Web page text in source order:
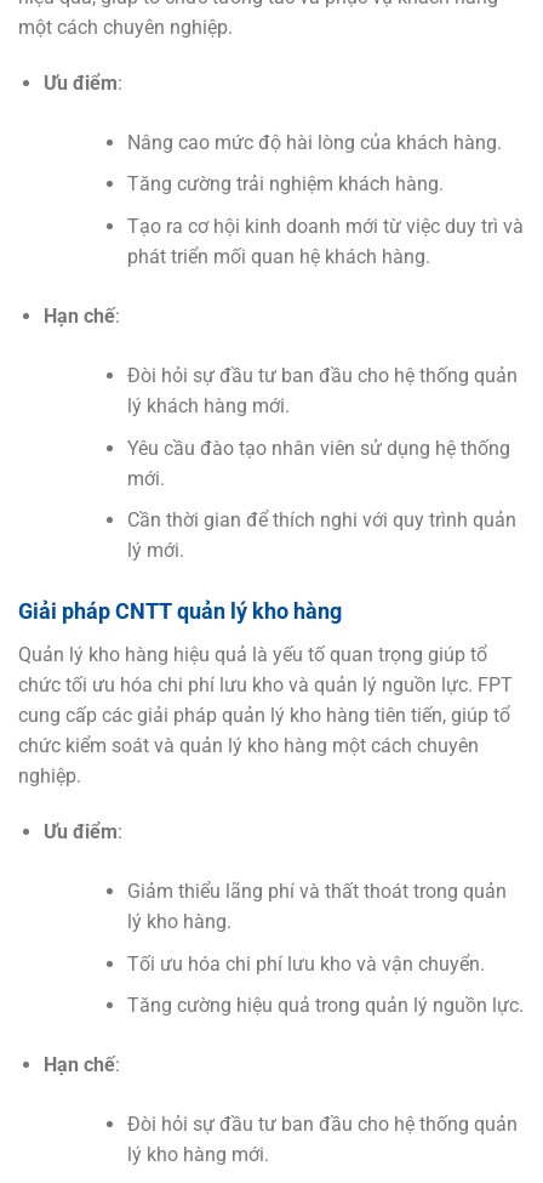
một cách chuyên nghiệp.
Ưu điểm:
Nâng cao mức độ hài lòng của khách hàng.
Tăng cường trải nghiệm khách hàng.
Tạo ra cơ hội kinh doanh mới từ việc duy trì và
phát triển mối quan hệ khách hàng.
Hạn chế:
Đòi hỏi sự đầu tư ban đầu cho hệ thống quản
lý khách hàng mới.
Yêu cầu đào tạo nhân viên sử dụng hệ thống
mới.
Cần thời gian để thích nghi với quy trình quản
lý mới.
Giải pháp CNTT quản lý kho hàng
Quản lý kho hàng hiệu quả là yếu tố quan trọng giúp tổ
chức tối ưu hóa chi phí lưu kho và quản lý nguồn lực. FPT
cung cấp các giải pháp quản lý kho hàng tiên tiến, giúp tổ
chức kiểm soát và quản lý kho hàng một cách chuyên
nghiệp.
Ưu điểm:
Giảm thiểu lãng phí và thất thoát trong quản
lý kho hàng.
Tối ưu hóa chi phí lưu kho và vận chuyển.
Tăng cường hiệu quả trong quản lý nguồn lực.
Hạn chế:
Đòi hỏi sự đầu tư ban đầu cho hệ thống quản
lý kho hàng mới.